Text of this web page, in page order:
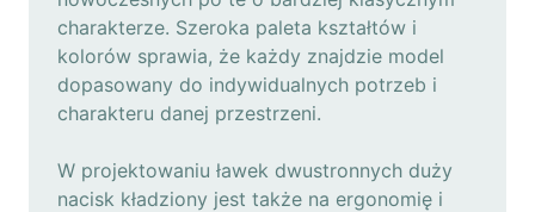
charakterze. Szeroka paleta kształtów i
kolorów sprawia, że każdy znajdzie model
dopasowany do indywidualnych potrzeb i
charakteru danej przestrzeni.
W projektowaniu ławek dwustronnych duży
nacisk kładziony jest także na ergonomię i